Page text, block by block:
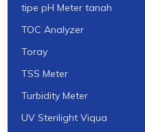
tipe pH Meter tanah
TOC Analyzer
Toray
TSS Meter
Turbidity Meter
UV Sterilight Viqua